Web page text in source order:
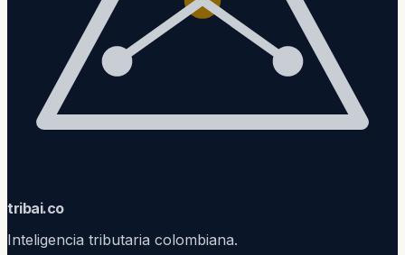
tribai.co
Inteligencia tributaria colombiana.